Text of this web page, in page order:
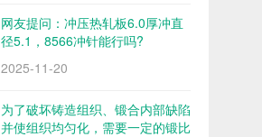
网友提问：冲压热轧板6.0厚冲直
径5.1，8566冲针能行吗?
2025-11-20
为了破坏铸造组织、锻合内部缺陷
并使组织均匀化，需要一定的锻比